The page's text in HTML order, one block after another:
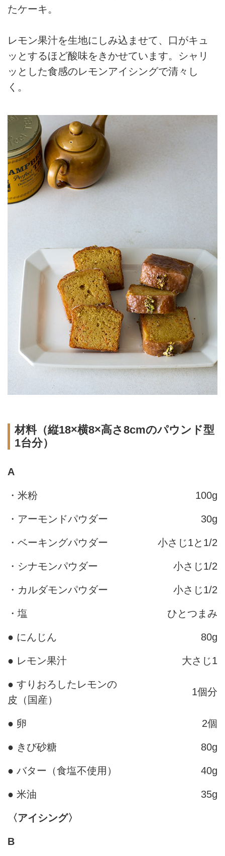
たケーキ。
レモン果汁を生地にしみ込ませて、口がキュ
ッとするほど酸味をきかせています。シャリ
ッとした食感のレモンアイシングで清々し
く。
材料（縦18×横8×高さ8cmのパウンド型
1台分）
A
・米粉 100g
・アーモンドパウダー 30g
・ベーキングパウダー 小さじ1と1/2
・シナモンパウダー 小さじ1/2
・カルダモンパウダー 小さじ1/2
・塩 ひとつまみ
● にんじん 80g
● レモン果汁 大さじ1
● すりおろしたレモンの
皮（国産）
1個分
● 卵 2個
● きび砂糖 80g
● バター（食塩不使用） 40g
● 米油 35g
〈アイシング〉
B